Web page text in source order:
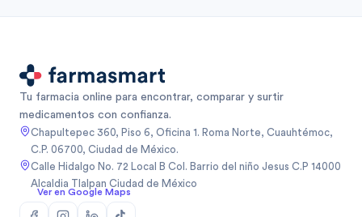
Tu farmacia online para encontrar, comparar y surtir
medicamentos con confianza.
Chapultepec 360, Piso 6, Oficina 1. Roma Norte, Cuauhtémoc,
C.P. 06700, Ciudad de México.
Calle Hidalgo No. 72 Local B Col. Barrio del niño Jesus C.P 14000
Alcaldia Tlalpan Ciudad de México
Ver en Google Maps